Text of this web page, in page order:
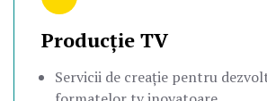
Producție TV
Servicii de creație pentru